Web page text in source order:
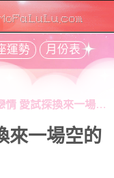
運勢 月份表
愛試探換來一場空的星座
來一場空的